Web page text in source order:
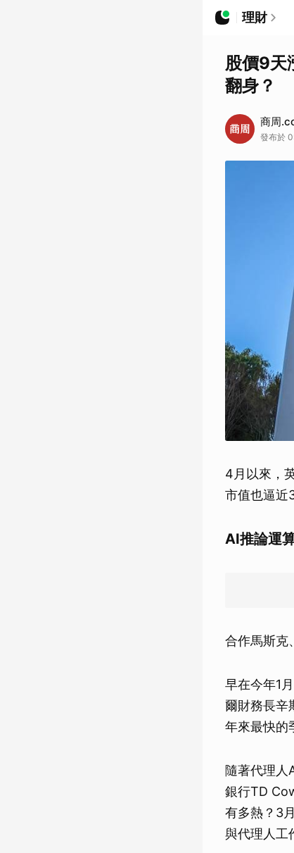
理財
股價9天
翻身？
商周
發布於
4月以來，
市值也逼近
AI推論運
合作馬斯克
早在今年1
爾財務長辛
年來最快的
隨著代理人
銀行TD
有多熱？3
與代理人工